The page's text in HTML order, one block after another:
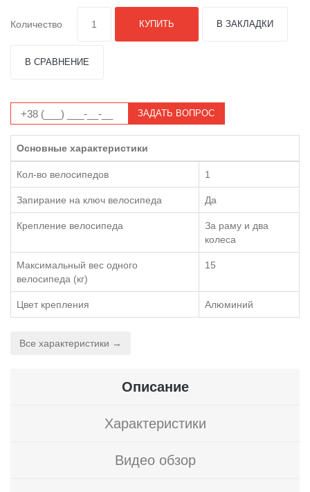
Количество КУПИТЬ В ЗАКЛАДКИ
В СРАВНЕНИЕ
ЗАДАТЬ ВОПРОС
Основные характеристики
Кол-во велосипедов 1
Запирание на ключ велосипеда Да
Крепление велосипеда
За раму и два
колеса
Максимальный вес одного
велосипеда (кг)
15
Цвет крепления Алюминий
Все характеристики →
Описание
Характеристики
Видео обзор